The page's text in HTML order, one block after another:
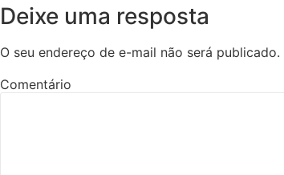
Deixe uma resposta
O seu endereço de e-mail não será publicado.
Comentário